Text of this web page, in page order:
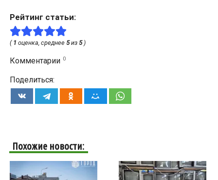
Рейтинг статьи:
( 1 оценка, среднее 5из 5)
Комментарии 0
Поделиться:
Похожие новости: